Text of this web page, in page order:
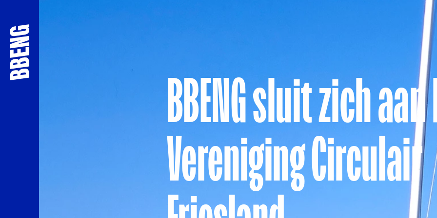
BBENG sluit zich
Vereniging Circulair